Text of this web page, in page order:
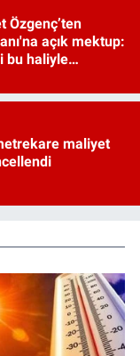
Özgenç’ten
açık mektup:
bu haliyle
maliyet